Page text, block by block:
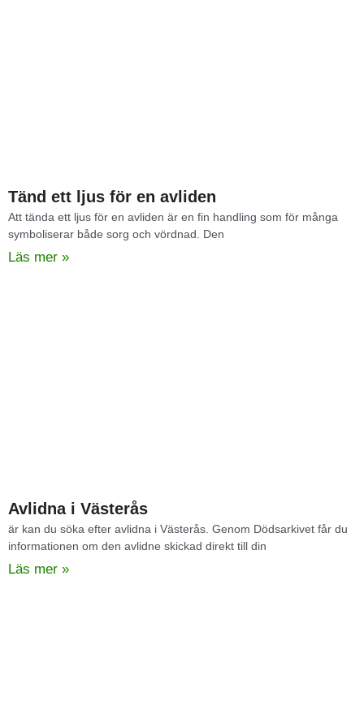
Tänd ett ljus för en avliden
Att tända ett ljus för en avliden är en fin handling som för många
symboliserar både sorg och vördnad. Den
Läs mer »
Avlidna i Västerås
är kan du söka efter avlidna i Västerås. Genom Dödsarkivet får du
informationen om den avlidne skickad direkt till din
Läs mer »